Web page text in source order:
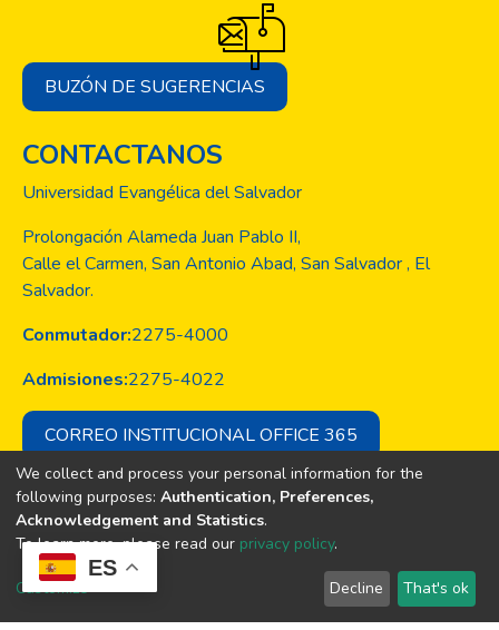
ES
BUZÓN DE SUGERENCIAS
CONTACTANOS
Universidad Evangélica del Salvador
Prolongación Alameda Juan Pablo II,
Calle el Carmen, San Antonio Abad, San Salvador , El
Salvador.
Conmutador:2275-4000
Admisiones:2275-4022
CORREO INSTITUCIONAL OFFICE 365
Copyright © Todos los derechos son
de la Universidad Evangélica de El
We collect and process your personal information for the
following purposes: Authentication, Preferences,
Acknowledgement and Statistics.
To learn more, please read our privacy policy.
Customize Decline That's ok